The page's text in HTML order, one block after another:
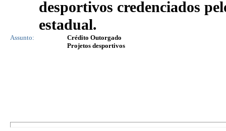
desportivos credenciados
estadual.
Assunto:
Crédito Outorgado
Projetos desportivos